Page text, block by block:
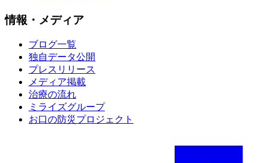
情報・メディア
ブログ一覧
独自データ公開
プレスリリース
メディア掲載
治療の流れ
ミライズグループ
お口の防災プロジェクト